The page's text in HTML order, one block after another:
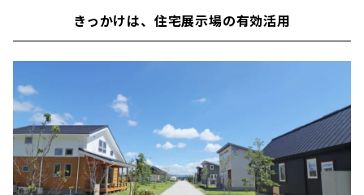
きっかけは、住宅展示場の有効活用